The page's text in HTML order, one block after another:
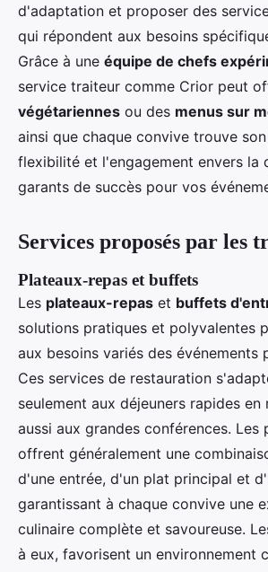
d'adaptation et proposer des
qui répondent aux besoins
Grâce à une équipe de chefs
service traiteur comme Crior peut
végétariennes ou des menus sur
ainsi que chaque convive trouve
flexibilité et l'engagement envers la
garants de succès pour vos
Services proposés par les
Plateaux-repas et buffets
Les plateaux-repas et buffets
solutions pratiques et polyvalentes
aux besoins variés des événements
Ces services de restauration
seulement aux déjeuners rapides en
aussi aux grandes conférences. Les
offrent généralement une
d'une entrée, d'un plat principal et
garantissant à chaque convive une
culinaire complète et savoureuse.
à eux, favorisent un environnement